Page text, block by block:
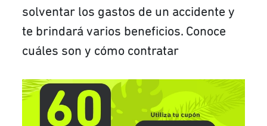
solventar los gastos de un accidente y
te brindará varios beneficios. Conoce
cuáles son y cómo contratar